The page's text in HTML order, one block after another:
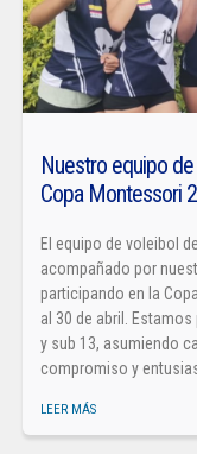
Nuestro equipo
Copa Montessori
El equipo de voleibol
acompañado por
participando en la
al 30 de abril.
y sub 13, asumiendo
compromiso y
LEER MÁS